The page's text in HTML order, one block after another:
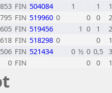
FIN 504084 1 1
FIN 519960 0 0 0
FIN 519456 1 0 1
FIN 518298 0 0
FIN 521434 0 ½ 0 0,5
0 FIN 0 0